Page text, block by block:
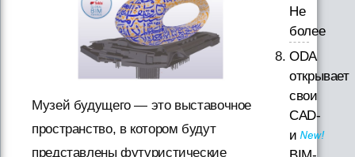
Музей будущего — это выставочное
пространство, в котором будут
представлены футуристические
Не
более
ODA
открывает
свои
CAD-
и